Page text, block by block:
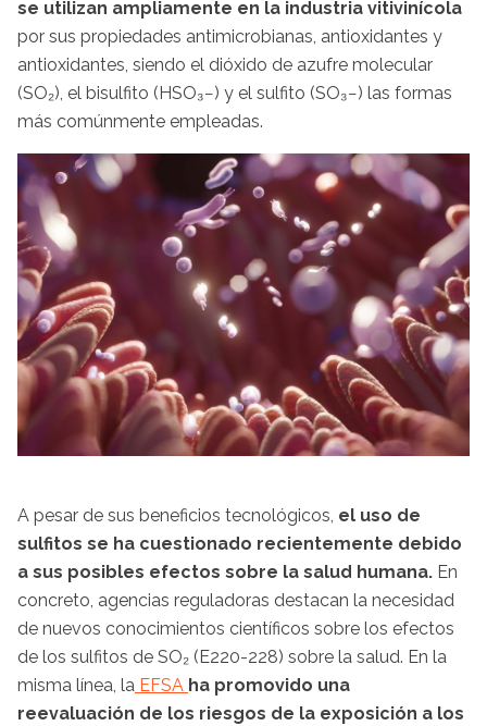
se utilizan ampliamente en la industria vitivinícola
por sus propiedades antimicrobianas, antioxidantes y
antioxidantes, siendo el dióxido de azufre molecular
(SO₂), el bisulfito (HSO₃−) y el sulfito (SO₃−) las formas
más comúnmente empleadas.
A pesar de sus beneficios tecnológicos, el uso de
sulfitos se ha cuestionado recientemente debido
a sus posibles efectos sobre la salud humana. En
concreto, agencias reguladoras destacan la necesidad
de nuevos conocimientos científicos sobre los efectos
de los sulfitos de SO₂ (E220-228) sobre la salud. En la
misma línea, la EFSA ha promovido una
reevaluación de los riesgos de la exposición a los